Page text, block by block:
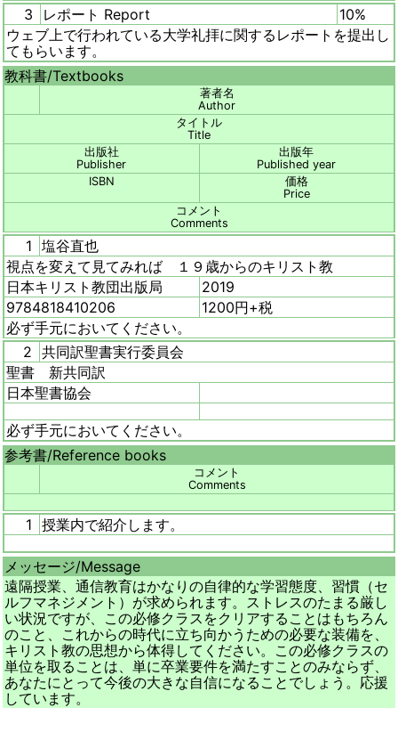
3
レポート Report
10%
ウェブ上で行われている大学礼拝に関するレポートを提出し
てもらいます。
教科書/Textbooks
著者名
Author
タイトル
Title
出版社
Publisher
出版年
Published year
ISBN
価格
Price
コメント
Comments
1 塩谷直也
視点を変えて見てみれば １９歳からのキリスト教
日本キリスト教団出版局
2019
9784818410206
1200円+税
必ず手元においてください。
2 共同訳聖書実行委員会
聖書 新共同訳
日本聖書協会
必ず手元においてください。
参考書/Reference books
コメント
Comments
1 授業内で紹介します。
メッセージ/Message
遠隔授業、通信教育はかなりの自律的な学習態度、習慣（セ
ルフマネジメント）が求められます。ストレスのたまる厳し
い状況ですが、この必修クラスをクリアすることはもちろん
のこと、これからの時代に立ち向かうための必要な装備を、
キリスト教の思想から体得してください。この必修クラスの
単位を取ることは、単に卒業要件を満たすことのみならず、
あなたにとって今後の大きな自信になることでしょう。応援
しています。